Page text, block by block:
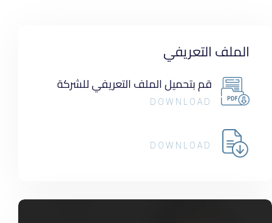
الملف التعريفي
قم بتحميل الملف التعريفي للشركة
DOWNLOAD
DOWNLOAD